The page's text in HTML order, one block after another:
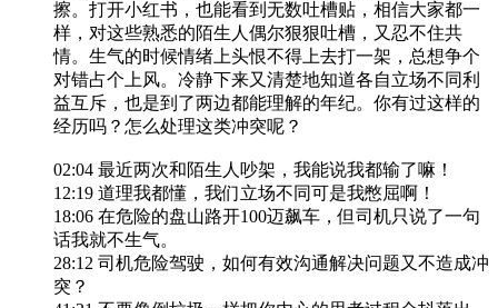
擦。打开小红书，也能看到无数吐槽贴，相信大家都一
样，对这些熟悉的陌生人偶尔狠狠吐槽，又忍不住共
情。生气的时候情绪上头恨不得上去打一架，总想争个
对错占个上风。冷静下来又清楚地知道各自立场不同利
益互斥，也是到了两边都能理解的年纪。你有过这样的
经历吗？怎么处理这类冲突呢？
02:04 最近两次和陌生人吵架，我能说我都输了嘛！
12:19 道理我都懂，我们立场不同可是我憋屈啊！
18:06 在危险的盘山路开100迈飙车，但司机只说了一句
话我就不生气。
28:12 司机危险驾驶，如何有效沟通解决问题又不造成冲
突？